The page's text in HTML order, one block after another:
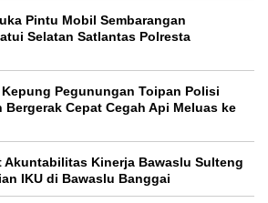
Pintu Mobil Sembarangan
Selatan Satlantas Polresta
Pegunungan Toipan Polisi
Cepat Cegah Api Meluas ke
Akuntabilitas Kinerja Bawaslu Sulteng
IKU di Bawaslu Banggai